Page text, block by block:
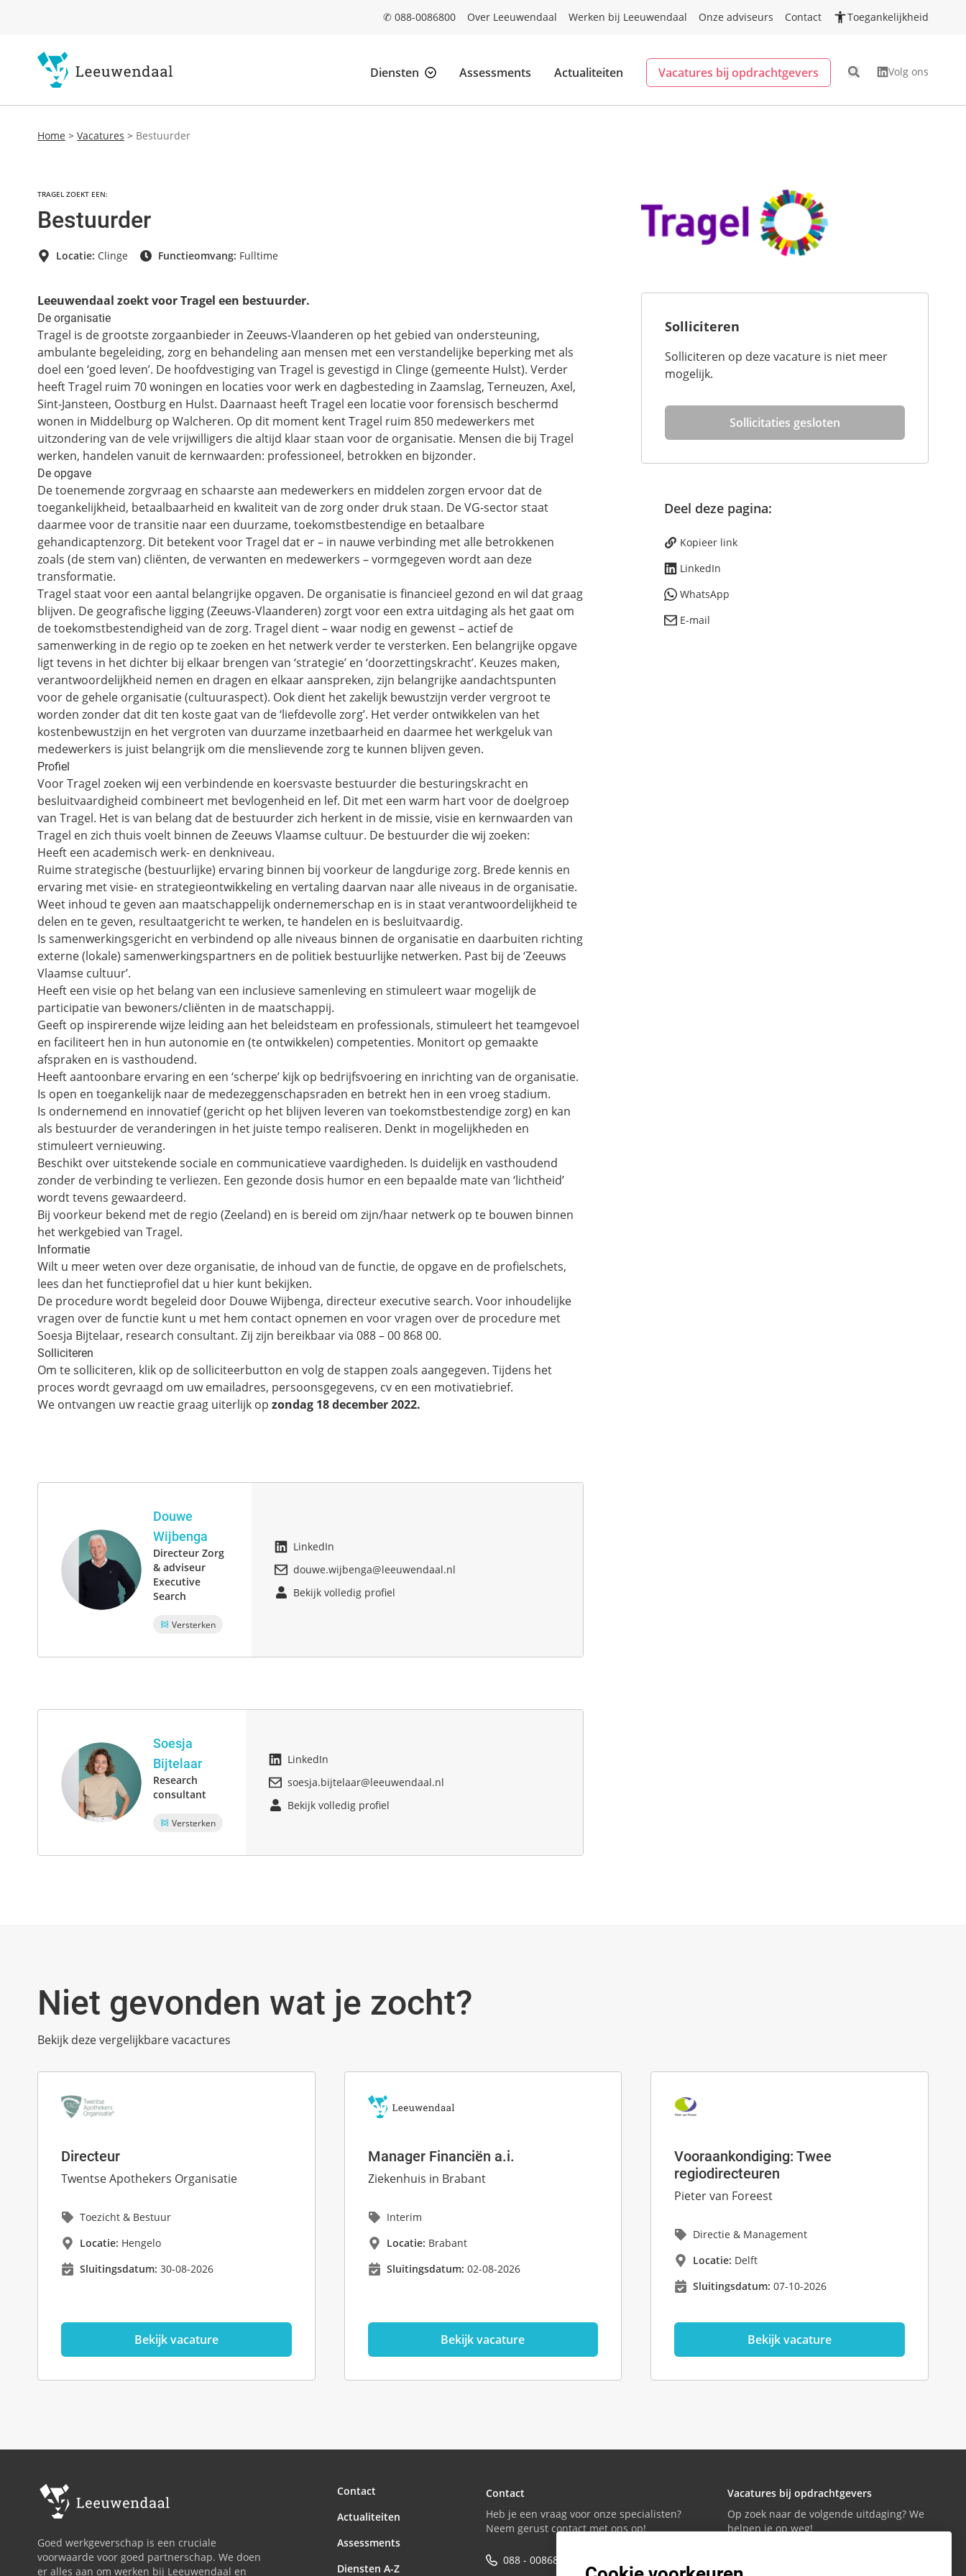
✆ 088-0086800 Over Leeuwendaal Werken bij Leeuwendaal Onze adviseurs Contact Toegankelijkheid
Diensten Assessments Actualiteiten Vacatures bij opdrachtgevers Volg ons
Home > Vacatures > Bestuurder
TRAGEL ZOEKT EEN:
Bestuurder
Locatie: Clinge Functieomvang: Fulltime
Leeuwendaal zoekt voor Tragel een bestuurder.
De organisatie
Tragel is de grootste zorgaanbieder in Zeeuws-Vlaanderen op het gebied van ondersteuning,
ambulante begeleiding, zorg en behandeling aan mensen met een verstandelijke beperking met als
doel een ‘goed leven’. De hoofdvestiging van Tragel is gevestigd in Clinge (gemeente Hulst). Verder
heeft Tragel ruim 70 woningen en locaties voor werk en dagbesteding in Zaamslag, Terneuzen, Axel,
Sint-Jansteen, Oostburg en Hulst. Daarnaast heeft Tragel een locatie voor forensisch beschermd
wonen in Middelburg op Walcheren. Op dit moment kent Tragel ruim 850 medewerkers met
uitzondering van de vele vrijwilligers die altijd klaar staan voor de organisatie. Mensen die bij Tragel
werken, handelen vanuit de kernwaarden: professioneel, betrokken en bijzonder.
De opgave
De toenemende zorgvraag en schaarste aan medewerkers en middelen zorgen ervoor dat de
toegankelijkheid, betaalbaarheid en kwaliteit van de zorg onder druk staan. De VG-sector staat
daarmee voor de transitie naar een duurzame, toekomstbestendige en betaalbare
gehandicaptenzorg. Dit betekent voor Tragel dat er – in nauwe verbinding met alle betrokkenen
zoals (de stem van) cliënten, de verwanten en medewerkers – vormgegeven wordt aan deze
transformatie.
Tragel staat voor een aantal belangrijke opgaven. De organisatie is financieel gezond en wil dat graag
blijven. De geografische ligging (Zeeuws-Vlaanderen) zorgt voor een extra uitdaging als het gaat om
de toekomstbestendigheid van de zorg. Tragel dient – waar nodig en gewenst – actief de
samenwerking in de regio op te zoeken en het netwerk verder te versterken. Een belangrijke opgave
ligt tevens in het dichter bij elkaar brengen van ‘strategie’ en ‘doorzettingskracht’. Keuzes maken,
verantwoordelijkheid nemen en dragen en elkaar aanspreken, zijn belangrijke aandachtspunten
voor de gehele organisatie (cultuuraspect). Ook dient het zakelijk bewustzijn verder vergroot te
worden zonder dat dit ten koste gaat van de ‘liefdevolle zorg’. Het verder ontwikkelen van het
kostenbewustzijn en het vergroten van duurzame inzetbaarheid en daarmee het werkgeluk van
medewerkers is juist belangrijk om die menslievende zorg te kunnen blijven geven.
Profiel
Voor Tragel zoeken wij een verbindende en koersvaste bestuurder die besturingskracht en
besluitvaardigheid combineert met bevlogenheid en lef. Dit met een warm hart voor de doelgroep
van Tragel. Het is van belang dat de bestuurder zich herkent in de missie, visie en kernwaarden van
Tragel en zich thuis voelt binnen de Zeeuws Vlaamse cultuur. De bestuurder die wij zoeken:
Heeft een academisch werk- en denkniveau.
Ruime strategische (bestuurlijke) ervaring binnen bij voorkeur de langdurige zorg. Brede kennis en
ervaring met visie- en strategieontwikkeling en vertaling daarvan naar alle niveaus in de organisatie.
Weet inhoud te geven aan maatschappelijk ondernemerschap en is in staat verantwoordelijkheid te
delen en te geven, resultaatgericht te werken, te handelen en is besluitvaardig.
Is samenwerkingsgericht en verbindend op alle niveaus binnen de organisatie en daarbuiten richting
externe (lokale) samenwerkingspartners en de politiek bestuurlijke netwerken. Past bij de ‘Zeeuws
Vlaamse cultuur’.
Heeft een visie op het belang van een inclusieve samenleving en stimuleert waar mogelijk de
participatie van bewoners/cliënten in de maatschappij.
Geeft op inspirerende wijze leiding aan het beleidsteam en professionals, stimuleert het teamgevoel
en faciliteert hen in hun autonomie en (te ontwikkelen) competenties. Monitort op gemaakte
afspraken en is vasthoudend.
Heeft aantoonbare ervaring en een ‘scherpe’ kijk op bedrijfsvoering en inrichting van de organisatie.
Is open en toegankelijk naar de medezeggenschapsraden en betrekt hen in een vroeg stadium.
Is ondernemend en innovatief (gericht op het blijven leveren van toekomstbestendige zorg) en kan
als bestuurder de veranderingen in het juiste tempo realiseren. Denkt in mogelijkheden en
stimuleert vernieuwing.
Beschikt over uitstekende sociale en communicatieve vaardigheden. Is duidelijk en vasthoudend
zonder de verbinding te verliezen. Een gezonde dosis humor en een bepaalde mate van ‘lichtheid’
wordt tevens gewaardeerd.
Bij voorkeur bekend met de regio (Zeeland) en is bereid om zijn/haar netwerk op te bouwen binnen
het werkgebied van Tragel.
Informatie
Wilt u meer weten over deze organisatie, de inhoud van de functie, de opgave en de profielschets,
lees dan het functieprofiel dat u hier kunt bekijken.
De procedure wordt begeleid door Douwe Wijbenga, directeur executive search. Voor inhoudelijke
vragen over de functie kunt u met hem contact opnemen en voor vragen over de procedure met
Soesja Bijtelaar, research consultant. Zij zijn bereikbaar via 088 – 00 868 00.
Solliciteren
Om te solliciteren, klik op de solliciteerbutton en volg de stappen zoals aangegeven. Tijdens het
proces wordt gevraagd om uw emailadres, persoonsgegevens, cv en een motivatiebrief.
We ontvangen uw reactie graag uiterlijk op zondag 18 december 2022.
Douwe
Wijbenga
Directeur Zorg
& adviseur
Executive
Search
Versterken
LinkedIn
douwe.wijbenga@leeuwendaal.nl
Bekijk volledig profiel
Soesja
Bijtelaar
Research
consultant
Versterken
LinkedIn
soesja.bijtelaar@leeuwendaal.nl
Bekijk volledig profiel
Solliciteren
Solliciteren op deze vacature is niet meer
mogelijk.
Sollicitaties gesloten
Deel deze pagina:
Kopieer link
LinkedIn
WhatsApp
E-mail
Niet gevonden wat je zocht?
Bekijk deze vergelijkbare vacactures
Directeur
Twentse Apothekers Organisatie
Toezicht & Bestuur
Locatie: Hengelo
Sluitingsdatum: 30-08-2026
Bekijk vacature
Manager Financiën a.i.
Ziekenhuis in Brabant
Interim
Locatie: Brabant
Sluitingsdatum: 02-08-2026
Bekijk vacature
Vooraankondiging: Twee
regiodirecteuren
Pieter van Foreest
Directie & Management
Locatie: Delft
Sluitingsdatum: 07-10-2026
Bekijk vacature
Goed werkgeverschap is een cruciale
voorwaarde voor goed partnerschap. We doen
er alles aan om werken bij Leeuwendaal en
Contact
Actualiteiten
Assessments
Diensten A-Z
Contact
Heb je een vraag voor onze specialisten?
Neem gerust contact met ons op!
088 - 0086800
Vacatures bij opdrachtgevers
Op zoek naar de volgende uitdaging? We
helpen je op weg!
Vacatures bekijken